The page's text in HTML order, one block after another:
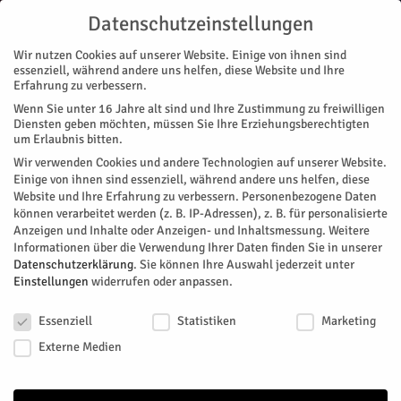
Start
« Alle Veranstaltungen
Diese Veranstaltung hat bereits stattgefunden.
13. Sitzung des Integrationsrats
Kopieren
Facebook
Datenschutzeinstellungen
Wir nutzen Cookies auf unserer Website. Einige von ihnen sind
essenziell, während andere uns helfen, diese Website und Ihre
Erfahrung zu verbessern.
Wenn Sie unter 16 Jahre alt sind und Ihre Zustimmung zu freiwilligen
Diensten geben möchten, müssen Sie Ihre Erziehungsberechtigten
um Erlaubnis bitten.
Wir verwenden Cookies und andere Technologien auf unserer Website.
Einige von ihnen sind essenziell, während andere uns helfen, diese
Website und Ihre Erfahrung zu verbessern. Personenbezogene Daten
können verarbeitet werden (z. B. IP-Adressen), z. B. für personalisierte
Anzeigen und Inhalte oder Anzeigen- und Inhaltsmessung. Weitere
Informationen über die Verwendung Ihrer Daten finden Sie in unserer
Datenschutzerklärung. Sie können Ihre Auswahl jederzeit unter
Einstellungen widerrufen oder anpassen.
Essenziell
Statistiken
Marketing
Externe Medien